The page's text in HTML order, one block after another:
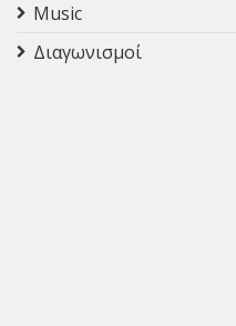
Music
Διαγωνισμοί